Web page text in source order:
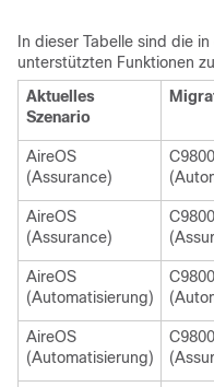
In dieser Tabelle sind die
unterstützten Funktionen
Aktuelles
Szenario
AireOS
(Assurance)
C9800
AireOS
(Assurance)
C9800
AireOS
(Automatisierung)
C9800
AireOS
(Automatisierung)
C9800